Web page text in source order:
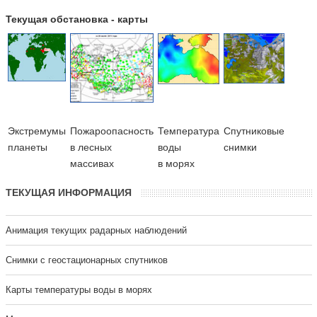
Текущая обстановка - карты
Экстремумы
планеты
Пожароопасность
в лесных
массивах
Температура
воды
в морях
Cпутниковые
снимки
ТЕКУЩАЯ ИНФОРМАЦИЯ
Анимация текущих радарных наблюдений
Cнимки с геостационарных спутников
Карты температуры воды в морях